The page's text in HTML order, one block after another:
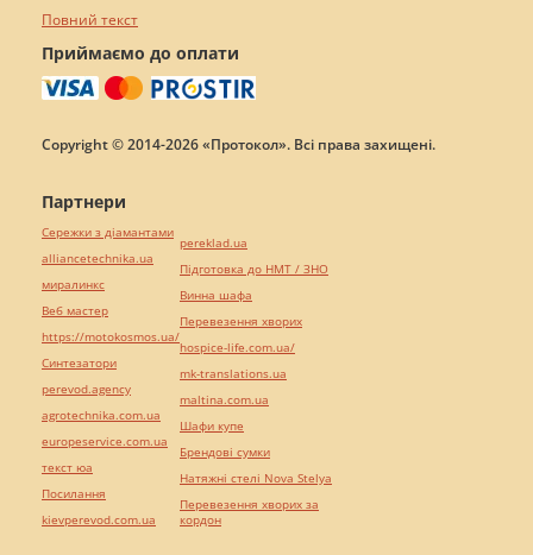
Повний текст
Приймаємо до оплати
Copyright © 2014-2026 «Протокол». Всі права захищені.
Партнери
Сережки з діамантами
alliancetechnika.ua
миралинкс
Веб мастер
https://motokosmos.ua/
Синтезатори
perevod.agency
agrotechnika.com.ua
europeservice.com.ua
текст юа
Посилання
kievperevod.com.ua
pereklad.ua
Підготовка до НМТ / ЗНО
Винна шафа
Перевезення хворих
hospice-life.com.ua/
mk-translations.ua
maltina.com.ua
Шафи купе
Брендові сумки
Натяжні стелі Nova Stelya
Перевезення хворих за
кордон